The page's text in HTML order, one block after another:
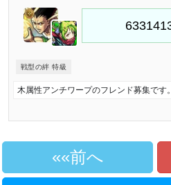
戦型の絆 特級
木属性アンチワープのフレンド募集です。
«前へ